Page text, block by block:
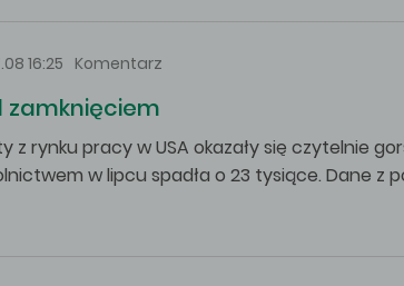
16:25 Komentarz
zamknięciem
z rynku pracy w USA okazały się czytelnie
w lipcu spadła o 23 tysiące. Dane z